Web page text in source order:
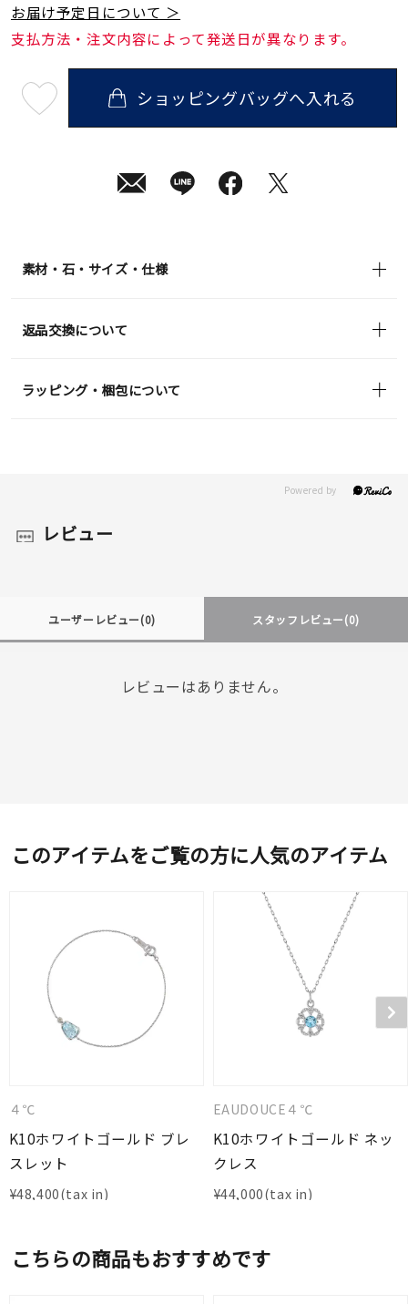
在庫 在庫ありのみ すべて表示
お届け予定日について ＞
支払方法・注文内容によって発送日が異なります。
08
ショッピングバッグへ入れる
素材・石・サイズ・仕様
返品交換について
ラッピング・梱包について
レビュー
ユーザーレビュー(0) スタッフレビュー(0)
レビューはありません。
このアイテムをご覧の方に人気のアイテム
４℃
K10ホワイトゴールド ブレ
スレット
¥48,400
EAUDOUCE４℃
K10ホワイトゴールド ネッ
クレス
¥44,000
こちらの商品もおすすめです